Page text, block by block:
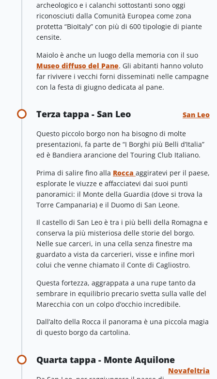
archeologico e i calanchi sottostanti sono oggi
riconosciuti dalla Comunità Europea come zona
protetta “BioItaly” con più di 600 tipologie di piante
censite.
Maiolo è anche un luogo della memoria con il suo
Museo diffuso del Pane. Gli abitanti hanno voluto
far rivivere i vecchi forni disseminati nelle campagne
con la festa di giugno dedicata al pane.
Terza tappa - San Leo San Leo
Questo piccolo borgo non ha bisogno di molte
presentazioni, fa parte de “I Borghi più Belli d’Italia”
ed è Bandiera arancione del Touring Club Italiano.
Prima di salire fino alla Rocca aggiratevi per il paese,
esplorate le viuzze e affacciatevi dai suoi punti
panoramici: il Monte della Guardia (dove si trova la
Torre Campanaria) e il Duomo di San Leone.
Il castello di San Leo è tra i più belli della Romagna e
conserva la più misteriosa delle storie del borgo.
Nelle sue carceri, in una cella senza finestre ma
guardato a vista da carcerieri, visse e infine morì
colui che venne chiamato il Conte di Cagliostro.
Questa fortezza, aggrappata a una rupe tanto da
sembrare in equilibrio precario svetta sulla valle del
Marecchia con un colpo d’occhio incredibile.
Dall’alto della Rocca il panorama è una piccola magia
di questo borgo da cartolina.
Quarta tappa - Monte Aquilone
Novafeltria